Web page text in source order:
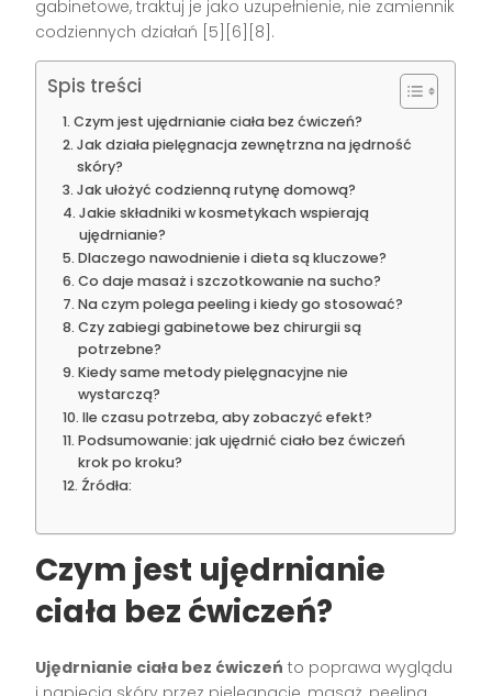
gabinetowe, traktuj je jako uzupełnienie, nie zamiennik
codziennych działań [5][6][8].
Spis treści
Czym jest ujędrnianie ciała bez ćwiczeń?
Jak działa pielęgnacja zewnętrzna na jędrność
skóry?
Jak ułożyć codzienną rutynę domową?
Jakie składniki w kosmetykach wspierają
ujędrnianie?
Dlaczego nawodnienie i dieta są kluczowe?
Co daje masaż i szczotkowanie na sucho?
Na czym polega peeling i kiedy go stosować?
Czy zabiegi gabinetowe bez chirurgii są
potrzebne?
Kiedy same metody pielęgnacyjne nie
wystarczą?
Ile czasu potrzeba, aby zobaczyć efekt?
Podsumowanie: jak ujędrnić ciało bez ćwiczeń
krok po kroku?
Źródła:
Czym jest ujędrnianie
ciała bez ćwiczeń?
Ujędrnianie ciała bez ćwiczeń to poprawa wyglądu